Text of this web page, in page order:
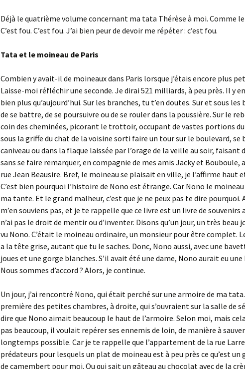
Déjà le quatrième volume concernant ma tata Thérèse à moi. Comme
C’est fou. C’est fou. J’ai bien peur de devoir me répéter : c’est fou.
Tata et le moineau de Paris
Combien y avait-il de moineaux dans Paris lorsque j’étais encore plus
Laisse-moi réfléchir une seconde. Je dirai 521 milliards, à peu près. Il y
bien plus qu’aujourd’hui. Sur les branches, tu t’en doutes. Sur et sous les
de se battre, de se poursuivre ou de se rouler dans la poussière. Sur le
coin des cheminées, picorant le trottoir, occupant de vastes portions
sous la griffe du chat de la voisine sorti faire un tour sur le boulevard, se
caniveau ou dans la flaque laissée par l’orage de la veille au soir, faisant
sans se faire remarquer, en compagnie de mes amis Jacky et Bouboule,
rue Jean Beausire. Bref, le moineau se plaisait en ville, je l’affirme haut
C’est bien pourquoi l’histoire de Nono est étrange. Car Nono le
ma tante. Et le grand malheur, c’est que je ne peux pas te dire pourquoi.
m’en souviens pas, et je te rappelle que ce livre est un livre de souvenirs
n’ai pas le droit de mentir ou d’inventer. Disons qu’un jour, un très beau
vu Nono. C’était le moineau ordinaire, un monsieur pour être complet.
a la tête grise, autant que tu le saches. Donc, Nono aussi, avec une
joues et une gorge blanches. S’il avait été une dame, Nono aurait eu
Nous sommes d’accord ? Alors, je continue.
Un jour, j’ai rencontré Nono, qui était perché sur une armoire de ma
première des petites chambres, à droite, qui s’ouvraient sur la salle de
dire que Nono aimait beaucoup le haut de l’armoire. Selon moi, mais
pas beaucoup, il voulait repérer ses ennemis de loin, de manière à
longtemps possible. Car je te rappelle que l’appartement de la rue
prédateurs pour lesquels un plat de moineau est à peu près ce qu’est un
de camembert pour moi. Ou qui sait un gâteau au chocolat avec de la